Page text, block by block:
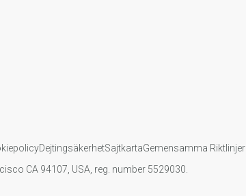
DejtingsäkerhetSajtkartaGemensamma Riktlinjer
CA 94107, USA, reg. number 5529030.